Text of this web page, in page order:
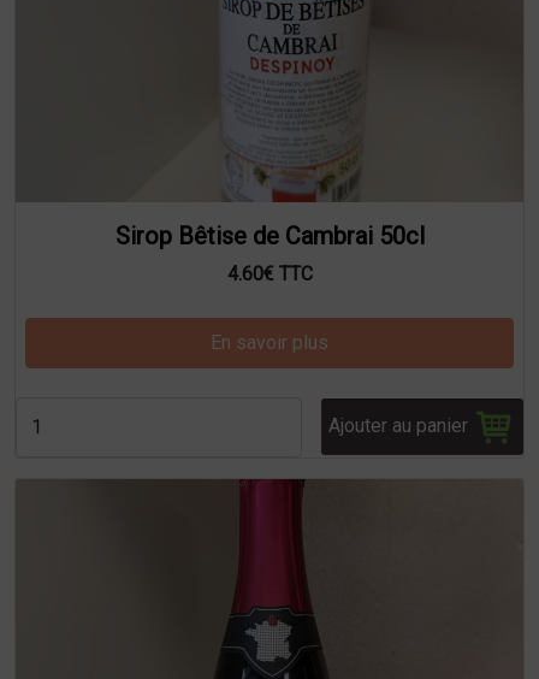
Sirop Bêtise de Cambrai 50cl
4.60€ TTC
En savoir plus
Ajouter au panier